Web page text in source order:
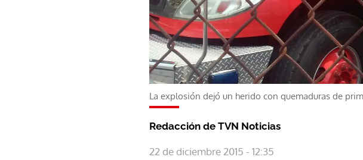
La explosión dejó un herido con quemaduras de
Redacción de TVN Noticias
22 de diciembre 2015 - 12:35